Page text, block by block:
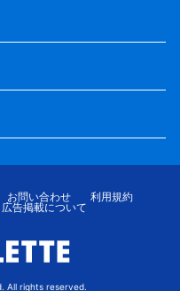
お問い合わせ
利用規約
広告掲載について
All rights reserved.